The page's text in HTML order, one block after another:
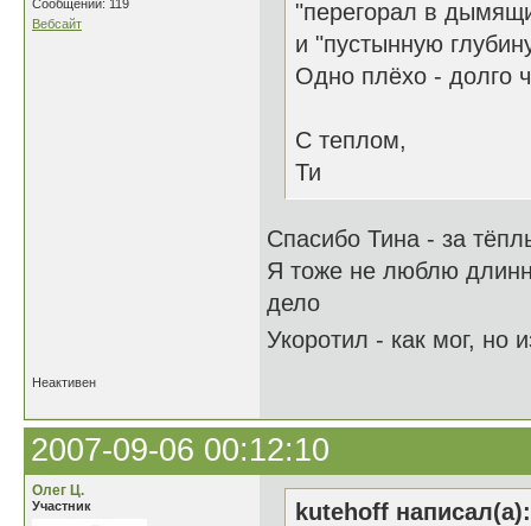
Сообщений: 119
Вебсайт
"перегорал в
и "пустынную
Одно плёхо - долго
С теплом,
Ти
Спасибо Тина - за
Я тоже не люблю
дело
Укоротил - как мог, но
Неактивен
2007-09-06 00:12:10
Олег Ц.
Участник
kutehoff написал(а):